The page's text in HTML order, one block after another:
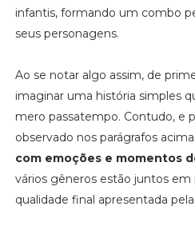
infantis, formando um combo
seus personagens.
Ao se notar algo assim, de
imaginar uma história simples
mero passatempo. Contudo, e
observado nos parágrafos
com emoções e momentos
vários gêneros estão juntos em
qualidade final apresentada